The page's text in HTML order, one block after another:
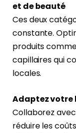
et de beauté
Ces deux
constante.
produits
capillaires qui
locales.
Adaptez
Collaborez
réduire les